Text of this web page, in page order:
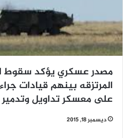
المرتزقه بينهم قيادات
على معسكر تداويل وتدمير 3 طائرات اباتشي
ديسمبر 18, 2015